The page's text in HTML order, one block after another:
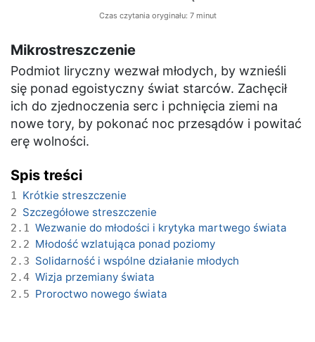
Czas czytania oryginału: 7 minut
Mikrostreszczenie
Podmiot liryczny wezwał młodych, by wznieśli
się ponad egoistyczny świat starców. Zachęcił
ich do zjednoczenia serc i pchnięcia ziemi na
nowe tory, by pokonać noc przesądów i powitać
erę wolności.
Spis treści
1 Krótkie streszczenie
2 Szczegółowe streszczenie
2.1 Wezwanie do młodości i krytyka martwego świata
2.2 Młodość wzlatująca ponad poziomy
2.3 Solidarność i wspólne działanie młodych
2.4 Wizja przemiany świata
2.5 Proroctwo nowego świata